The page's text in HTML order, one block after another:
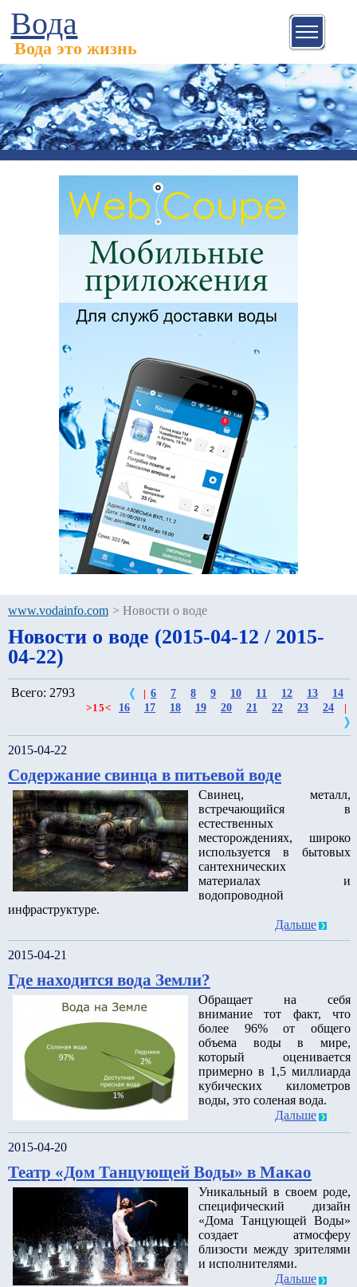
Вода
Вода это жизнь
www.vodainfo.com > Новости о воде
Новости о воде (2015-04-12 / 2015-
04-22)
Всего: 2793 6 7 8 9 10 11 12 13 14
>15< 16 17 18 19 20 21 22 23 24
2015-04-22
Содержание свинца в питьевой воде
Свинец, металл,
встречающийся в
естественных
месторождениях, широко
используется в бытовых
сантехнических
материалах и
водопроводной
инфраструктуре.
Дальше
2015-04-21
Где находится вода Земли?
Обращает на себя
внимание тот факт, что
более 96% от общего
объема воды в мире,
который оценивается
примерно в 1,5 миллиарда
кубических километров
воды, это соленая вода.
Дальше
2015-04-20
Театр «Дом Танцующей Воды» в Макао
Уникальный в своем роде,
специфический дизайн
«Дома Танцующей Воды»
создает атмосферу
близости между зрителями
и исполнителями.
Дальше